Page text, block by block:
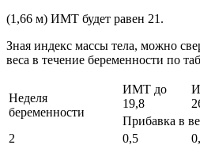
(1,66 м) ИМТ будет равен 21.
Зная индекс массы тела, можно
веса в течение беременности по
Неделя
беременности
ИМТ до
19,8
Прибавка в
2
0,5